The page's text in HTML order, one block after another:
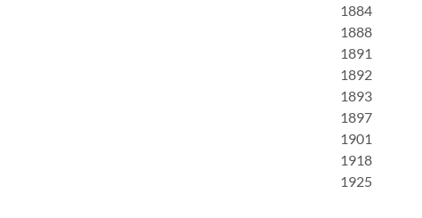
1884
1888
1891
1892
1893
1897
1901
1918
1925